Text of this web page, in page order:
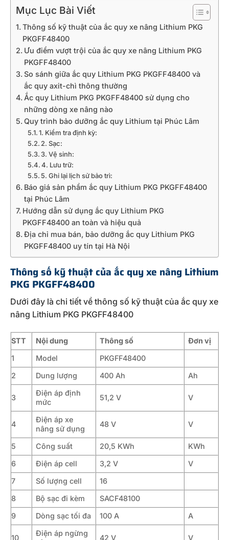
Mục Lục Bài Viết
Thông số kỹ thuật của ắc quy xe nâng Lithium PKG
PKGFF48400
Ưu điểm vượt trội của ắc quy xe nâng Lithium PKG
PKGFF48400
So sánh giữa ắc quy Lithium PKG PKGFF48400 và
ắc quy axit-chì thông thường
Ắc quy Lithium PKG PKGFF48400 sử dụng cho
những dòng xe nâng nào
Quy trình bảo dưỡng ắc quy Lithium tại Phúc Lâm
1. Kiểm tra định kỳ:
2. Sạc:
3. Vệ sinh:
4. Lưu trữ:
5. Ghi lại lịch sử bảo trì:
Báo giá sản phẩm ắc quy Lithium PKG PKGFF48400
tại Phúc Lâm
Hướng dẫn sử dụng ắc quy Lithium PKG
PKGFF48400 an toàn và hiệu quả
Địa chỉ mua bán, bảo dưỡng ắc quy Lithium PKG
PKGFF48400 uy tín tại Hà Nội
Thông số kỹ thuật của ắc quy xe nâng Lithium
PKG PKGFF48400
Dưới đây là chi tiết về thông số kỹ thuật của ắc quy xe
nâng Lithium PKG PKGFF48400
STT Nội dung Thông số
Đơn vị
1
Model
PKGFF48400
2
Dung lượng 400 Ah Ah
3
Điện áp định
mức
51,2 V V
4
Điện áp xe
nâng sử dụng
48 V V
5 Công suất 20,5 KWh
KWh
6
Điện áp cell 3,2 V
V
7
Số lượng cell
16
8
Bộ sạc đi kèm
SACF48100
9
Dòng sạc tối đa 100 A A
10
Điện áp ngừng
42 V V